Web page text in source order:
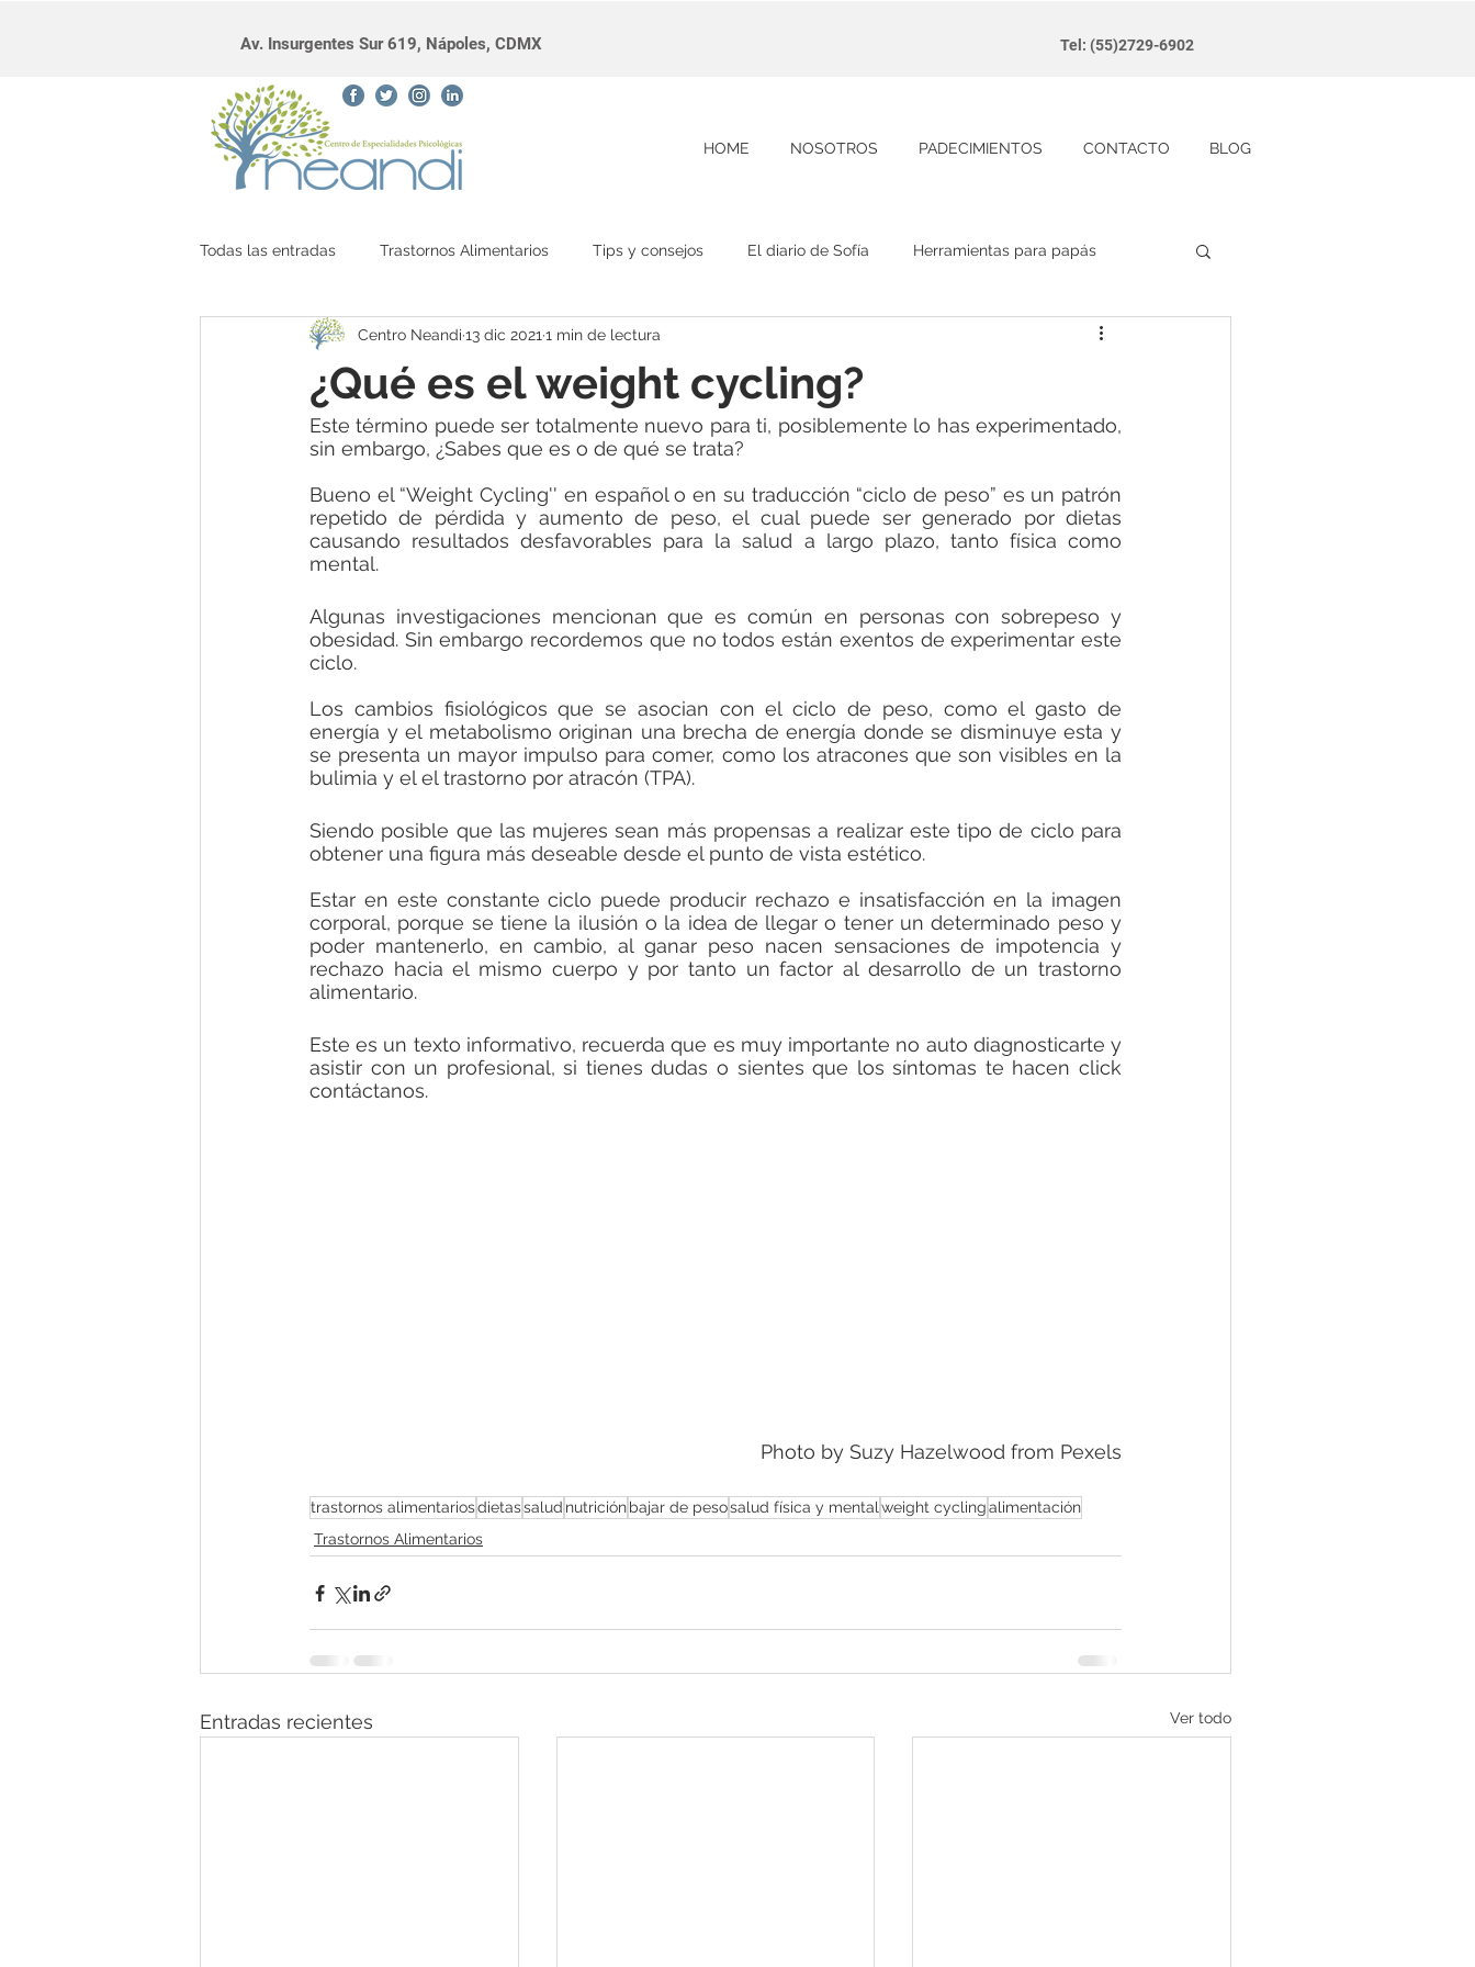
Av. Insurgentes Sur 619, Nápoles, CDMX Tel: (55)2729-6902
HOME NOSOTROS PADECIMIENTOS CONTACTO BLOG
Todas las entradas Trastornos Alimentarios Tips y consejos El diario de Sofía Herramientas para papás
diálogo interno
¿Qué es el weight cycling?
Centro Neandi 13 dic 2021 1 min de lectura
Este término puede ser totalmente nuevo para ti, posiblemente lo has experimentado,
sin embargo, ¿Sabes que es o de qué se trata?
Bueno el “Weight Cycling'' en español o en su traducción “ciclo de peso” es un patrón
repetido de pérdida y aumento de peso, el cual puede ser generado por dietas
causando resultados desfavorables para la salud a largo plazo, tanto física como
mental.
Algunas investigaciones mencionan que es común en personas con sobrepeso y
obesidad. Sin embargo recordemos que no todos están exentos de experimentar este
ciclo.
Los cambios fisiológicos que se asocian con el ciclo de peso, como el gasto de
energía y el metabolismo originan una brecha de energía donde se disminuye esta y
se presenta un mayor impulso para comer, como los atracones que son visibles en la
bulimia y el el trastorno por atracón (TPA).
Siendo posible que las mujeres sean más propensas a realizar este tipo de ciclo para
obtener una figura más deseable desde el punto de vista estético.
Estar en este constante ciclo puede producir rechazo e insatisfacción en la imagen
corporal, porque se tiene la ilusión o la idea de llegar o tener un determinado peso y
poder mantenerlo, en cambio, al ganar peso nacen sensaciones de impotencia y
rechazo hacia el mismo cuerpo y por tanto un factor al desarrollo de un trastorno
alimentario.
Este es un texto informativo, recuerda que es muy importante no auto diagnosticarte y
asistir con un profesional, si tienes dudas o sientes que los síntomas te hacen click
contáctanos.
Photo by Suzy Hazelwood from Pexels
trastornos alimentariosdietassalud nutriciónbajar de pesosalud física y mentalweight cyclingalimentación
Trastornos Alimentarios
Entradas recientes Ver todo